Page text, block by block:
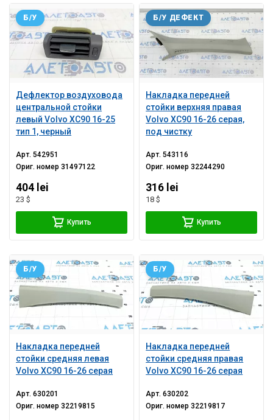
Дефлектор воздуховода
центральной стойки
левый Volvo XC90 16-25
тип 1, черный
Б/У
Арт.542951
Ориг. номер31497122
404 lei
23 $
Купить
Накладка передней
стойки верхняя правая
Volvo XC90 16-26 серая,
под чистку
Б/У ДЕФЕКТ
Арт.543116
Ориг. номер32244290
316 lei
18 $
Купить
Накладка передней
стойки средняя левая
Volvo XC90 16-26 серая
Б/У
Арт.630201
Ориг. номер32219815
Накладка передней
стойки средняя правая
Volvo XC90 16-26 серая
Б/У
Арт.630202
Ориг. номер32219817